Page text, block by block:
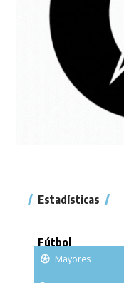
Estadísticas
Fútbol
Mayores